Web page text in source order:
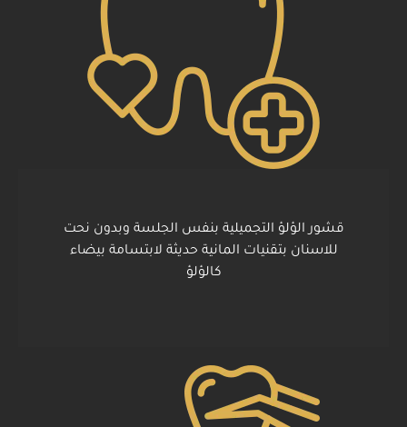
قشور الؤلؤ التجميلية بنفس الجلسة وبدون نحت
للاسنان بتقنيات المانية حديثة لابتسامة بيضاء
كالؤلؤ